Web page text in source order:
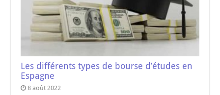
Les différents types de bourse d’études en
Espagne
8 août 2022